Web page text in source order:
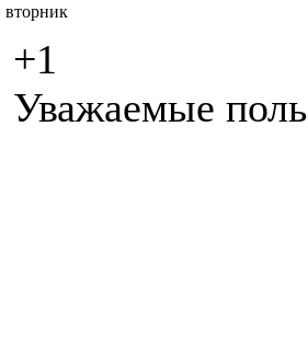
вторник
+1
Уважаемые